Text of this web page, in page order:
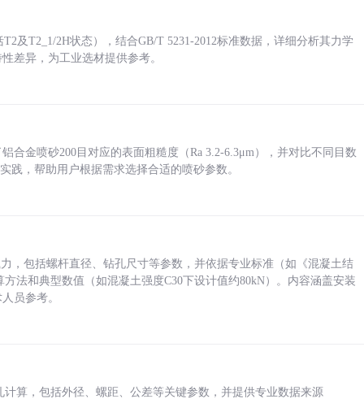
及T2_1/2H状态），结合GB/T 5231-2012标准数据，详细分析其力学
差异，为工业选材提供参考。
合金喷砂200目对应的表面粗糙度（Ra 3.2-6.3μm），并对比不同目数
践，帮助用户根据需求选择合适的喷砂参数。
，包括螺杆直径、钻孔尺寸等参数，并依据专业标准（如《混凝土结
法和典型数值（如混凝土强度C30下设计值约80kN）。内容涵盖安装
员参考。
算，包括外径、螺距、公差等关键参数，并提供专业数据来源